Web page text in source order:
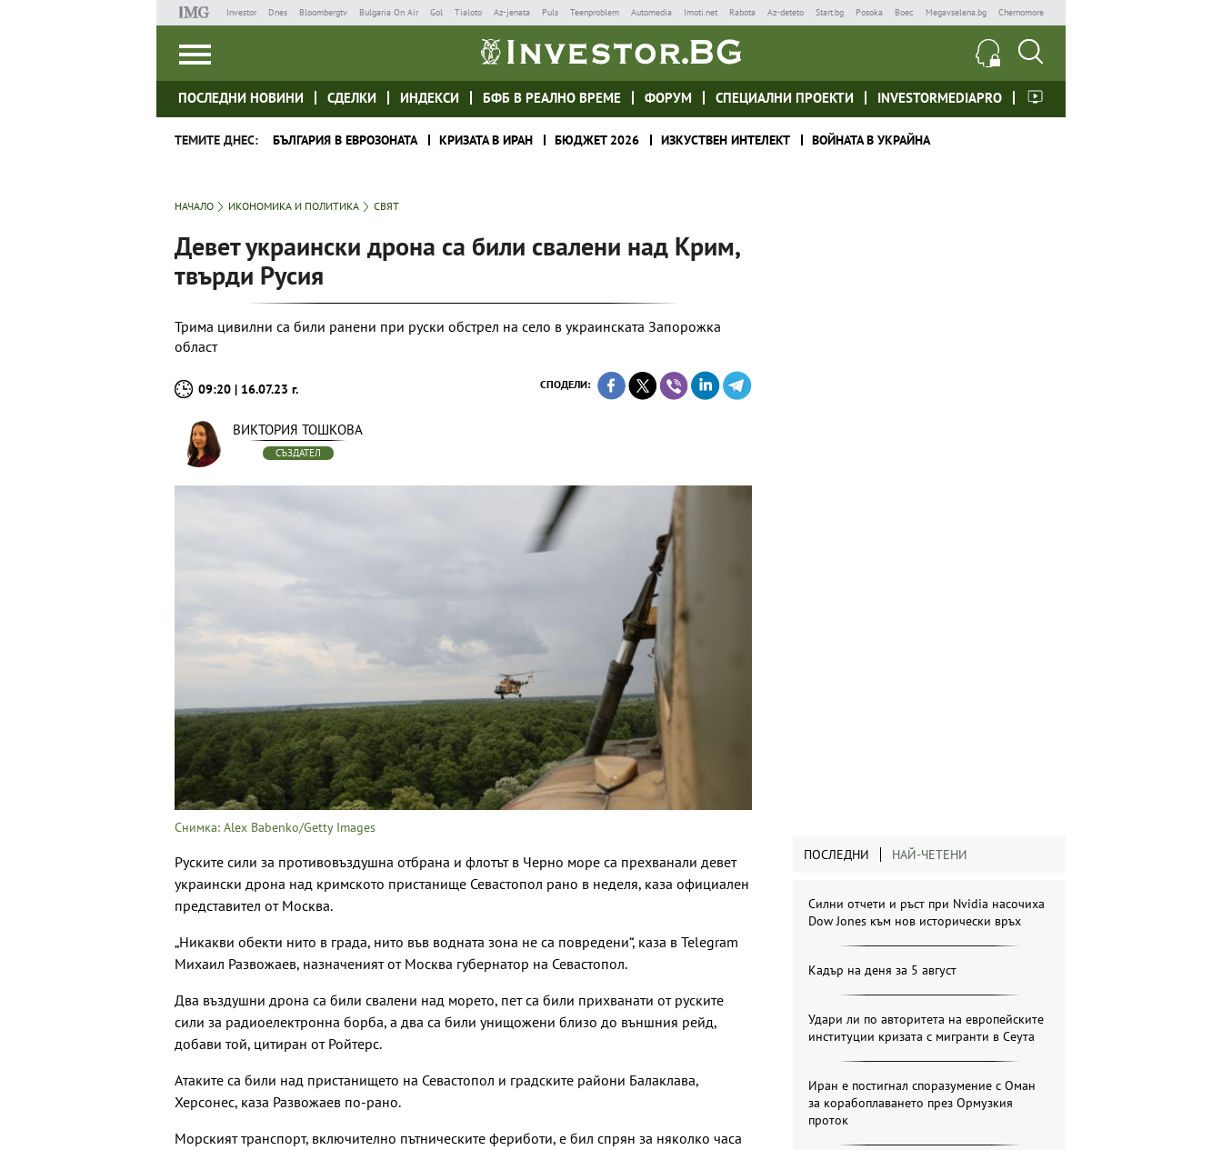
Investor Dnes Bloombergtv Bulgaria On Air Gol Tialoto Az-jenata Puls Teenproblem Automedia Imoti.net Rabota Az-deteto Start.bg Posoka Boec Megavselena.bg Chernomore
ПОСЛЕДНИ НОВИНИ СДЕЛКИ ИНДЕКСИ БФБ В РЕАЛНО ВРЕМЕ ФОРУМ СПЕЦИАЛНИ ПРОЕКТИ INVESTORMEDIAPRO
ТЕМИТЕ ДНЕС: БЪЛГАРИЯ В ЕВРОЗОНАТА КРИЗАТА В ИРАН БЮДЖЕТ 2026 ИЗКУСТВЕН ИНТЕЛЕКТ ВОЙНАТА В УКРАЙНА
НАЧАЛО ИКОНОМИКА И ПОЛИТИКА СВЯТ
Девет украински дрона са били свалени над Крим,
твърди Русия
Трима цивилни са били ранени при руски обстрел на село в украинската Запорожка
област
09:20 | 16.07.23 г. СПОДЕЛИ:
ВИКТОРИЯ ТОШКОВА
СЪЗДАТЕЛ
Снимка: Alex Babenko/Getty Images
Руските сили за противовъздушна отбрана и флотът в Черно море са прехванали девет
украински дрона над кримското пристанище Севастопол рано в неделя, каза официален
представител от Москва.
„Никакви обекти нито в града, нито във водната зона не са повредени“, каза в Telegram
Михаил Развожаев, назначеният от Москва губернатор на Севастопол.
Два въздушни дрона са били свалени над морето, пет са били прихванати от руските
сили за радиоелектронна борба, а два са били унищожени близо до външния рейд,
добави той, цитиран от Ройтерс.
Атаките са били над пристанището на Севастопол и градските райони Балаклава,
Херсонес, каза Развожаев по-рано.
Морският транспорт, включително пътническите фериботи, е бил спрян за няколко часа
ПОСЛЕДНИ НАЙ-ЧЕТЕНИ
Силни отчети и ръст при Nvidia насочиха
Dow Jones към нов исторически връх
Кадър на деня за 5 август
Удари ли по авторитета на европейските
институции кризата с мигранти в Сеута
Иран е постигнал споразумение с Оман
за корабоплаването през Ормузкия
проток